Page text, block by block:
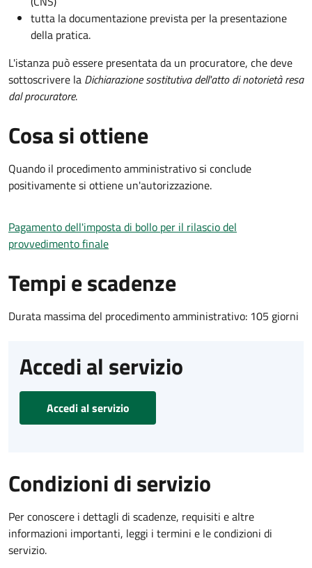
tutta la documentazione prevista per la presentazione
della pratica.
L'istanza può essere presentata da un procuratore, che deve
sottoscrivere la Dichiarazione sostitutiva dell'atto di notorietà resa
dal procuratore.
Cosa si ottiene
Quando il procedimento amministrativo si conclude
positivamente si ottiene un'autorizzazione.
Pagamento dell'imposta di bollo per il rilascio del
provvedimento finale
Tempi e scadenze
Durata massima del procedimento amministrativo: 105 giorni
Accedi al servizio
Accedi al servizio
Condizioni di servizio
Per conoscere i dettagli di scadenze, requisiti e altre
informazioni importanti, leggi i termini e le condizioni di
servizio.